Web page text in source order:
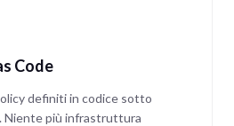
Code
definiti in codice sotto
Niente più infrastruttura